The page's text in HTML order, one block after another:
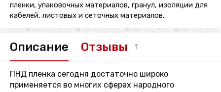
пленки, упаковочных материалов, гранул, изоляции для
кабелей, листовых и сеточных материалов.
Описание Отзывы 1
ПНД пленка сегодня достаточно широко
применяется во многих сферах народного